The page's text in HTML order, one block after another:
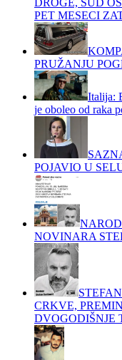
PET MESECI
PRUŽANJU
Italija:
je oboleo od raka
POJAVIO U
NOVINARA
CRKVE,
DVOGODIŠNJE